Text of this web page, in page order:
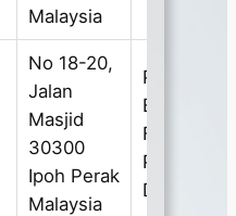
Malaysia
No 18-20,
Jalan
Masjid
30300
Ipoh Perak
Malaysia
EYE AND
FACE
DEVICES